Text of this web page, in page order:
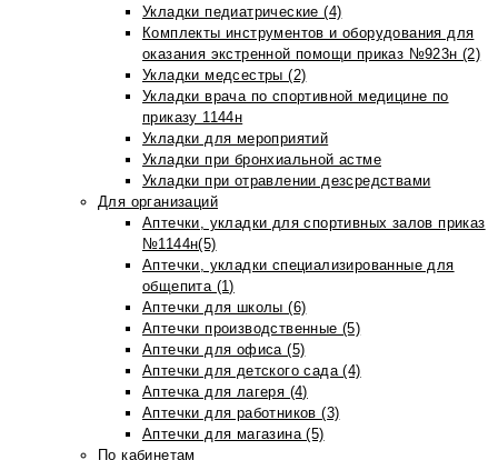
Укладки педиатрические (4)
Комплекты инструментов и оборудования для
оказания экстренной помощи приказ №923н (2)
Укладки медсестры (2)
Укладки врача по спортивной медицине по
приказу 1144н
Укладки для мероприятий
Укладки при бронхиальной астме
Укладки при отравлении дезсредствами
Для организаций
Аптечки, укладки для спортивных залов приказ
№1144н(5)
Аптечки, укладки специализированные для
общепита (1)
Аптечки для школы (6)
Аптечки производственные (5)
Аптечки для офиса (5)
Аптечки для детского сада (4)
Аптечка для лагеря (4)
Аптечки для работников (3)
Аптечки для магазина (5)
По кабинетам